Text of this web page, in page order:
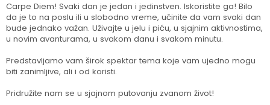
Carpe Diem! Svaki dan je jedan i jedinstven. Iskoristite ga! Bilo
da je to na poslu ili u slobodno vreme, učinite da vam svaki dan
bude jednako važan. Uživajte u jelu i piću, u sjajnim aktivnostima,
u novim avanturama, u svakom danu i svakom minutu.
Predstavljamo vam širok spektar tema koje vam ujedno mogu
biti zanimljive, ali i od koristi.
Pridružite nam se u sjajnom putovanju zvanom život!